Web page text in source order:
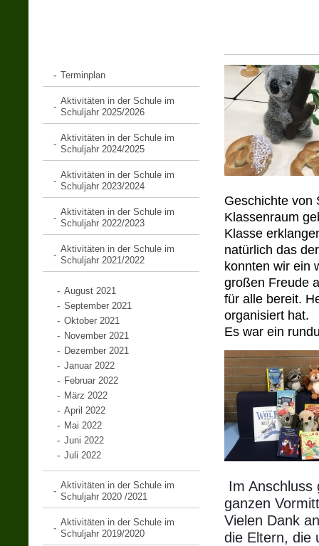
Terminplan
Aktivitäten in der Schule im
Schuljahr 2025/2026
Aktivitäten in der Schule im
Schuljahr 2024/2025
Aktivitäten in der Schule im
Schuljahr 2023/2024
Aktivitäten in der Schule im
Schuljahr 2022/2023
Aktivitäten in der Schule im
Schuljahr 2021/2022
August 2021
September 2021
Oktober 2021
November 2021
Dezember 2021
Januar 2022
Februar 2022
März 2022
April 2022
Mai 2022
Juni 2022
Juli 2022
Aktivitäten in der Schule im
Schuljahr 2020 /2021
Aktivitäten in der Schule im
Schuljahr 2019/2020
Geschichte von
Klassenraum
Klasse
natürlich das
konnten wir ein
großen Freude
für alle bereit.
organisiert hat.
Es war ein
Im Anschluss
ganzen
Vielen Dank
die Eltern, die